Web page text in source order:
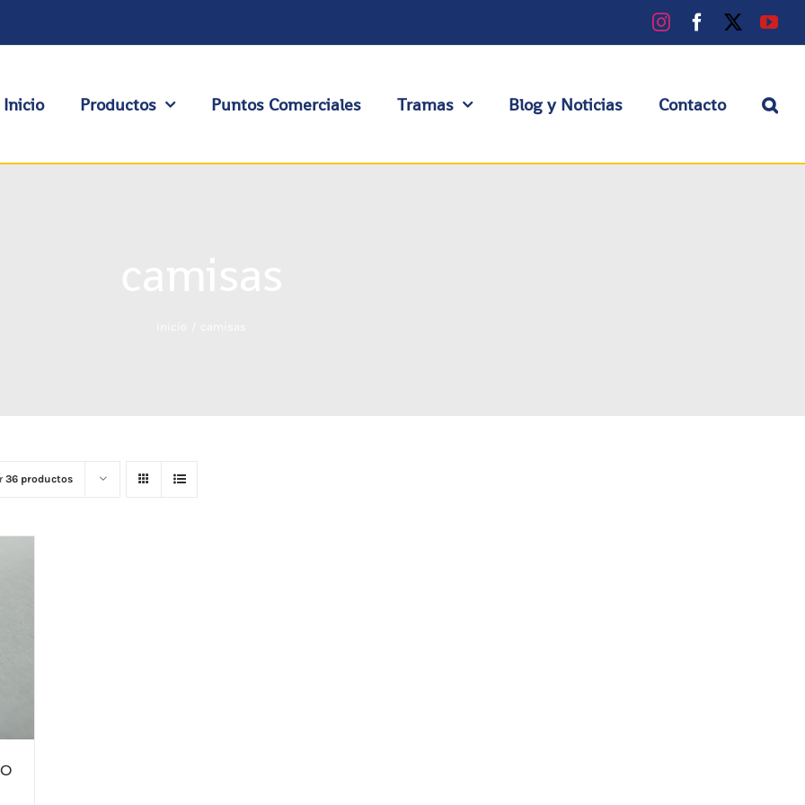
InstagramFacebook
Inicio Productos Puntos Comerciales Tramas Blog y Noticias Contacto
36 productos